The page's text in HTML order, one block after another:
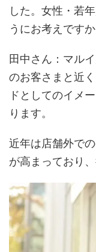
した。女性・若
うにお考えですか
田中さん ：マル
のお客さまと近
ドとしてのイメ
ります。
近年は店舗外で
が高まっており